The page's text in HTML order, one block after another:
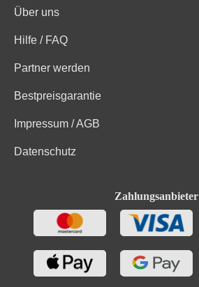
Über uns
Hilfe / FAQ
Partner werden
Bestpreisgarantie
Impressum / AGB
Datenschutz
Zahlungsanbieter